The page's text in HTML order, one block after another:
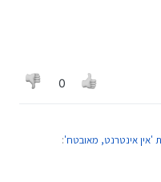
היה להחליף סטיק.
חמה מהפלאפון
0
'אין אינטרנט, מאובטח':